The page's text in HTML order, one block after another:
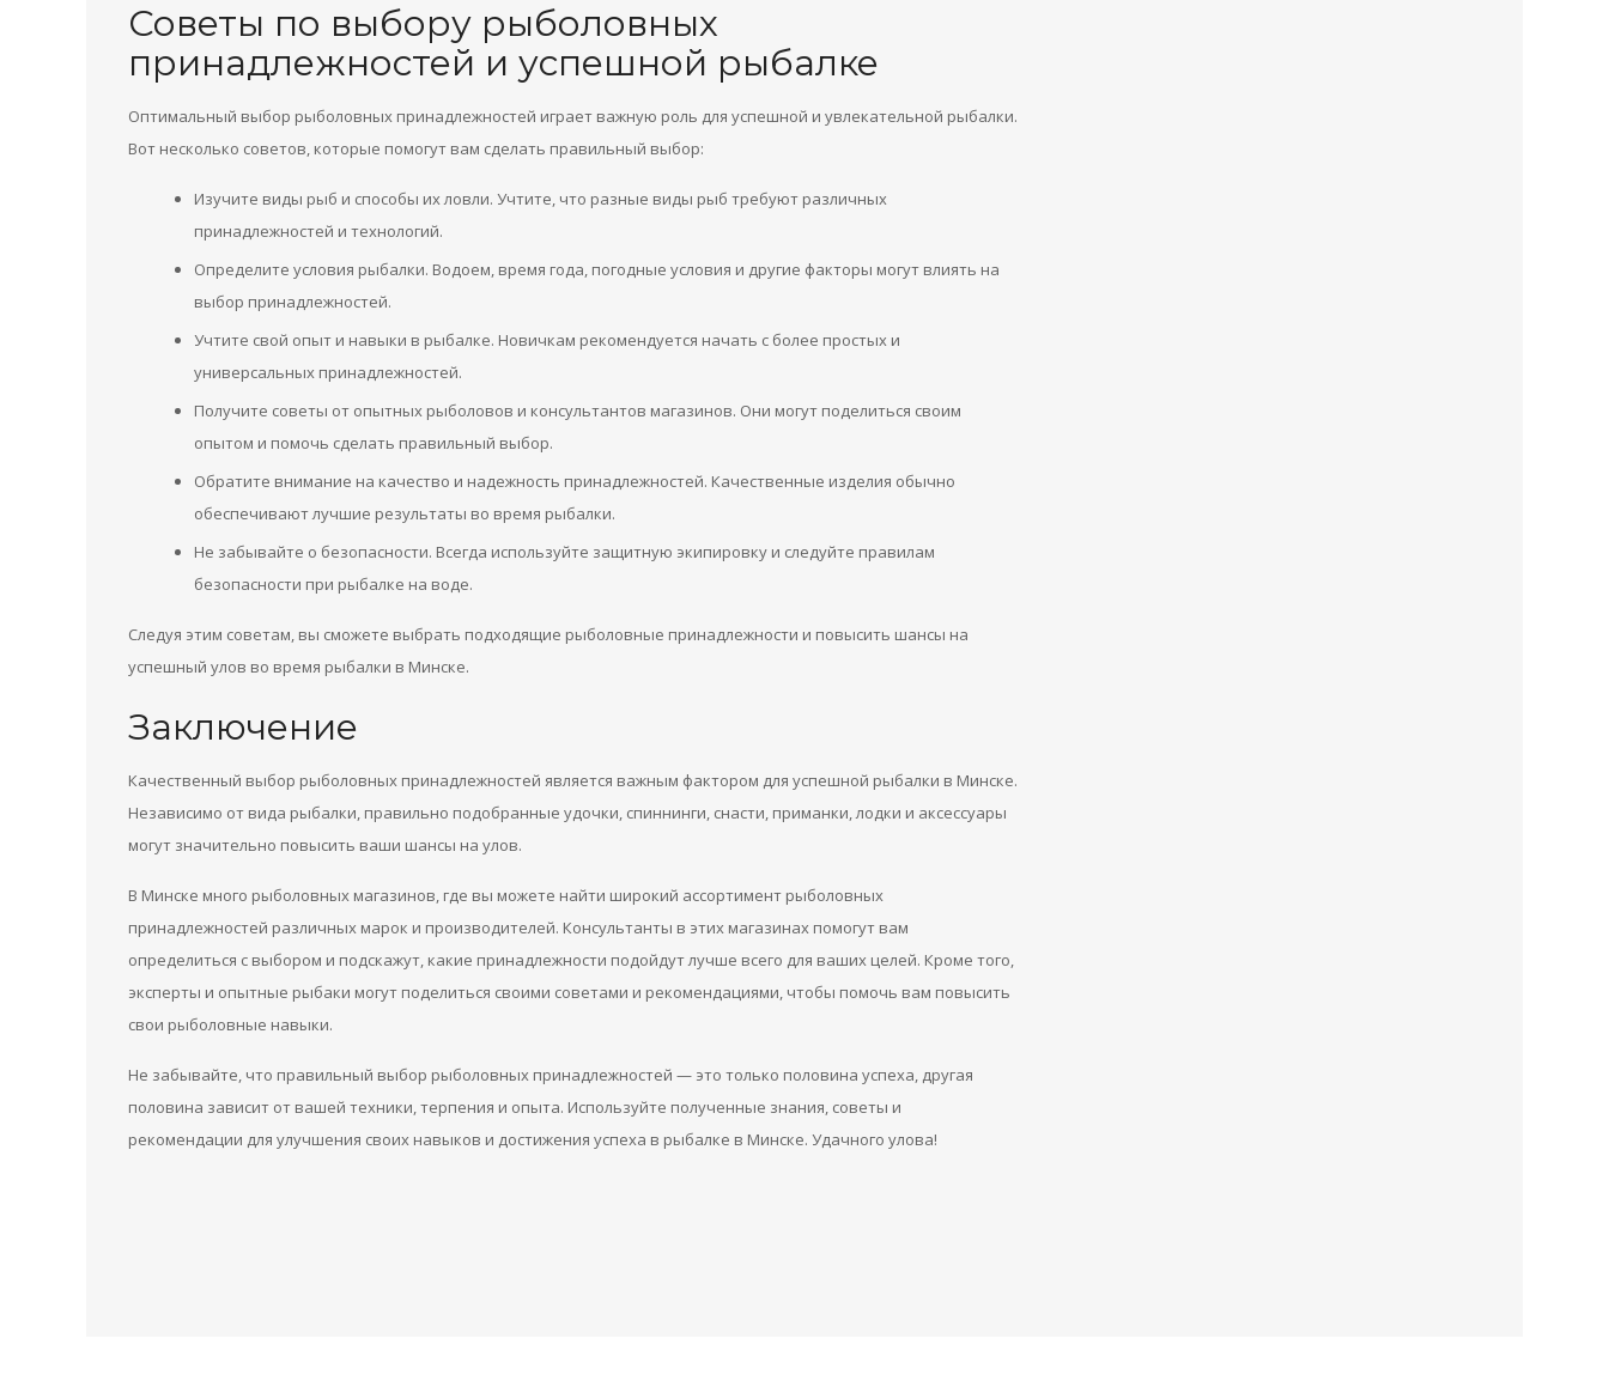
Советы по выбору рыболовных
принадлежностей и успешной рыбалке
Оптимальный выбор рыболовных принадлежностей играет важную роль для успешной и увлекательной рыбалки.
Вот несколько советов, которые помогут вам сделать правильный выбор:
Изучите виды рыб и способы их ловли. Учтите, что разные виды рыб требуют различных
принадлежностей и технологий.
Определите условия рыбалки. Водоем, время года, погодные условия и другие факторы могут влиять на
выбор принадлежностей.
Учтите свой опыт и навыки в рыбалке. Новичкам рекомендуется начать с более простых и
универсальных принадлежностей.
Получите советы от опытных рыболовов и консультантов магазинов. Они могут поделиться своим
опытом и помочь сделать правильный выбор.
Обратите внимание на качество и надежность принадлежностей. Качественные изделия обычно
обеспечивают лучшие результаты во время рыбалки.
Не забывайте о безопасности. Всегда используйте защитную экипировку и следуйте правилам
безопасности при рыбалке на воде.
Следуя этим советам, вы сможете выбрать подходящие рыболовные принадлежности и повысить шансы на
успешный улов во время рыбалки в Минске.
Заключение
Качественный выбор рыболовных принадлежностей является важным фактором для успешной рыбалки в Минске.
Независимо от вида рыбалки, правильно подобранные удочки, спиннинги, снасти, приманки, лодки и аксессуары
могут значительно повысить ваши шансы на улов.
В Минске много рыболовных магазинов, где вы можете найти широкий ассортимент рыболовных
принадлежностей различных марок и производителей. Консультанты в этих магазинах помогут вам
определиться с выбором и подскажут, какие принадлежности подойдут лучше всего для ваших целей. Кроме того,
эксперты и опытные рыбаки могут поделиться своими советами и рекомендациями, чтобы помочь вам повысить
свои рыболовные навыки.
Не забывайте, что правильный выбор рыболовных принадлежностей — это только половина успеха, другая
половина зависит от вашей техники, терпения и опыта. Используйте полученные знания, советы и
рекомендации для улучшения своих навыков и достижения успеха в рыбалке в Минске. Удачного улова!